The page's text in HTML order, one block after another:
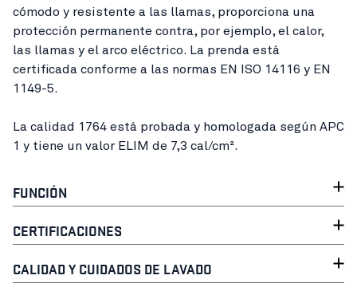
cómodo y resistente a las llamas, proporciona una
protección permanente contra, por ejemplo, el calor,
las llamas y el arco eléctrico. La prenda está
certificada conforme a las normas EN ISO 14116 y EN
1149-5.
La calidad 1764 está probada y homologada según APC
1 y tiene un valor ELIM de 7,3 cal/cm².
FUNCIÓN
CERTIFICACIONES
CALIDAD Y CUIDADOS DE LAVADO